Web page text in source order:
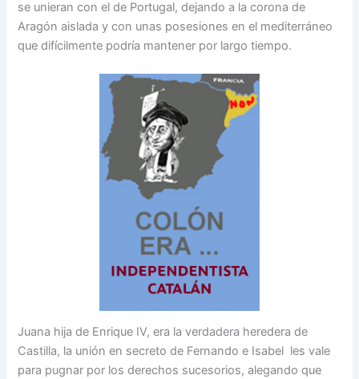
se unieran con el de Portugal, dejando a la corona de
Aragón aislada y con unas posesiones en el mediterráneo
que difícilmente podría mantener por largo tiempo.
Juana hija de Enrique IV, era la verdadera heredera de
Castilla, la unión en secreto de Fernando e Isabel les vale
para pugnar por los derechos sucesorios, alegando que